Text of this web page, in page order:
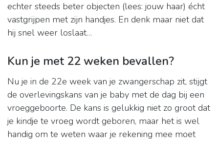
echter steeds beter objecten (lees: jouw haar) écht
vastgrijpen met zijn handjes. En denk maar niet dat
hij snel weer loslaat…
Kun je met 22 weken bevallen?
Nu je in de 22e week van je zwangerschap zit, stijgt
de overlevingskans van je baby met de dag bij een
vroeggeboorte. De kans is gelukkig niet zo groot dat
je kindje te vroeg wordt geboren, maar het is wel
handig om te weten waar je rekening mee moet